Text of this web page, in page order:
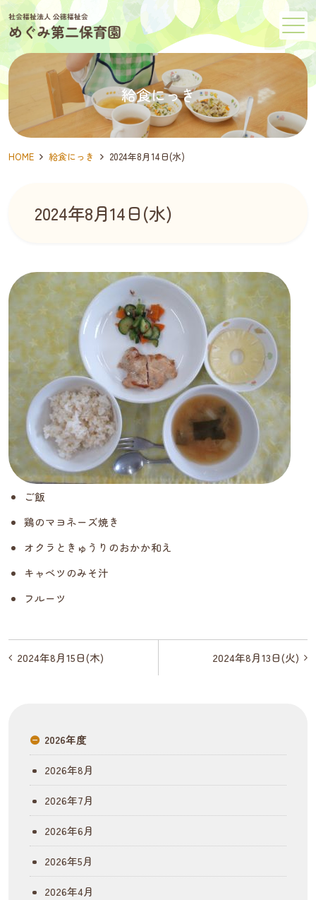
メニュー
給食にっき
HOME 給食にっき 2024年8月14日(水)
2024年8月14日(水)
ご飯
鶏のマヨネーズ焼き
オクラときゅうりのおかか和え
キャベツのみそ汁
フルーツ
投
2024年8月13日(火)
2024年8月15日(木)
2026年度
2026年8月
2026年7月
2026年6月
2026年5月
2026年4月